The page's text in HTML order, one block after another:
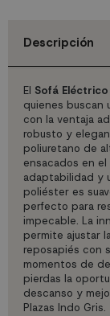
Descripción
El Sofá
quienes buscan
con la ventaja
robusto y
poliuretano de
ensacados en
adaptabilidad y
poliéster es
perfecto para
impecable. La
permite ajustar
reposapiés con
momentos de
pierdas la
descanso y
Plazas Indo Gris.